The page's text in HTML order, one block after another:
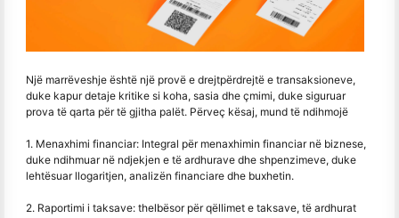
Një marrëveshje është një provë e drejtpërdrejtë e transaksioneve,
duke kapur detaje kritike si koha, sasia dhe çmimi, duke siguruar
prova të qarta për të gjitha palët. Përveç kësaj, mund të ndihmojë
1. Menaxhimi financiar: Integral për menaxhimin financiar në biznese,
duke ndihmuar në ndjekjen e të ardhurave dhe shpenzimeve, duke
lehtësuar llogaritjen, analizën financiare dhe buxhetin.
2. Raportimi i taksave: thelbësor për qëllimet e taksave, të ardhurat